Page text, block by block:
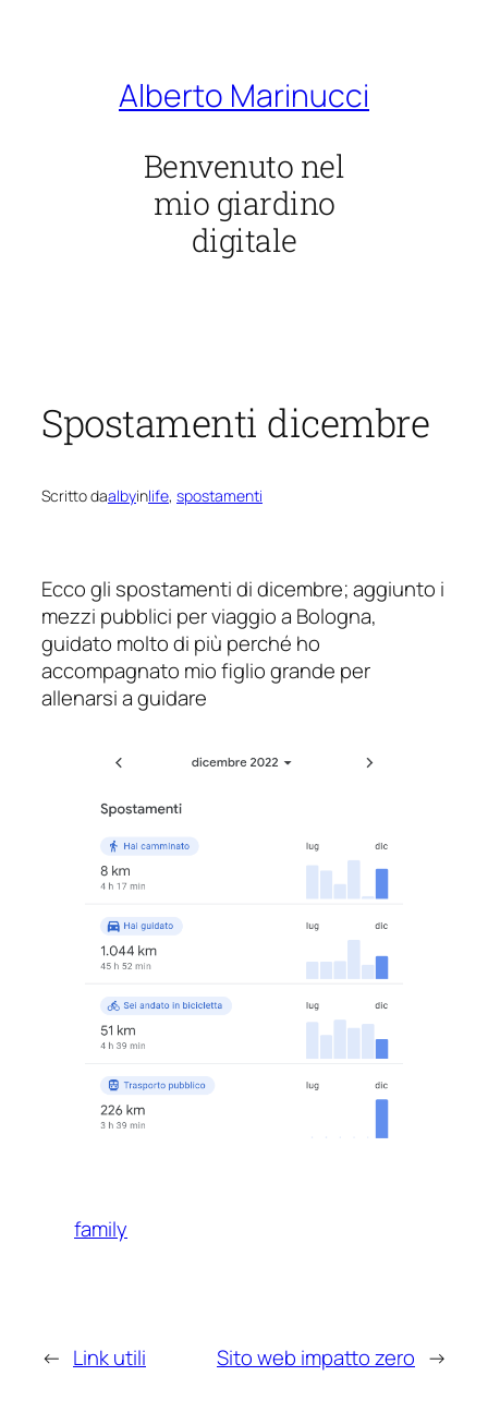
Alberto Marinucci
Benvenuto nel
mio giardino
digitale
Spostamenti dicembre
Scritto daalbyinlife, spostamenti
Ecco gli spostamenti di dicembre; aggiunto i
mezzi pubblici per viaggio a Bologna,
guidato molto di più perché ho
accompagnato mio figlio grande per
allenarsi a guidare
family
← Link utili Sito web impatto zero →